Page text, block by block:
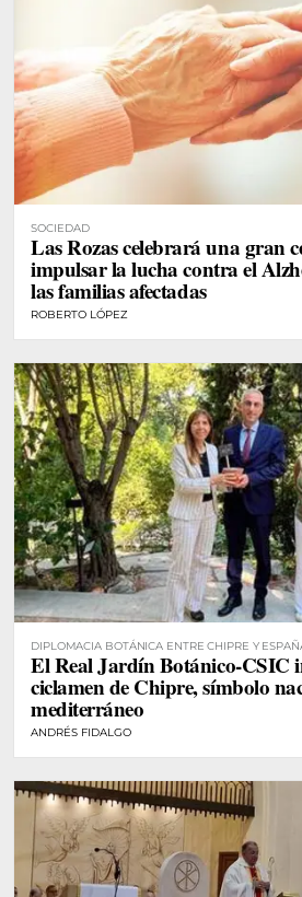
SOCIEDAD
Las Rozas celebrará una gran
impulsar la lucha contra el
las familias afectadas
ROBERTO LÓPEZ
DIPLOMACIA BOTÁNICA ENTRE CHIPRE Y
El Real Jardín Botánico-CSIC
ciclamen de Chipre, símbolo
mediterráneo
ANDRÉS FIDALGO